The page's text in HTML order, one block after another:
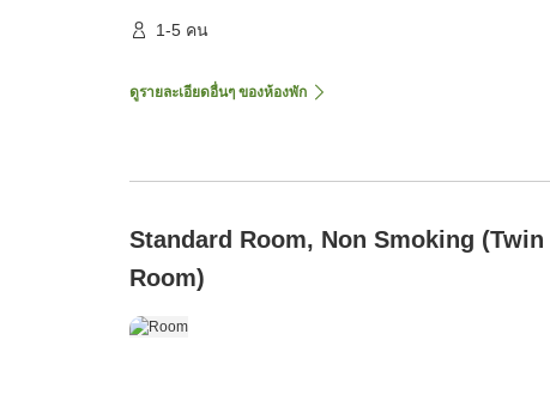
1-5 คน
ดูรายละเอียดอื่นๆ ของห้องพัก
Standard Room, Non Smoking (Twin
Room)